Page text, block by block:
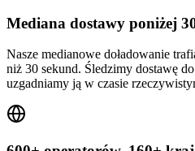
Mediana dostawy poniżej
Nasze medianowe doładowanie
niż 30 sekund. Śledzimy dostawę
uzgadniamy ją w czasie